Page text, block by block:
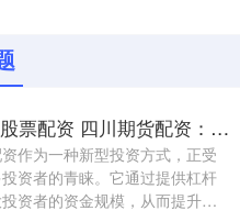
配资炒股股票配资 四川期货配资：解锁财富新机遇，助力投资腾飞
作为一种新型投资方式，正受
资者的青睐。它通过提供杠杆
资者的资金规模，从而提升投